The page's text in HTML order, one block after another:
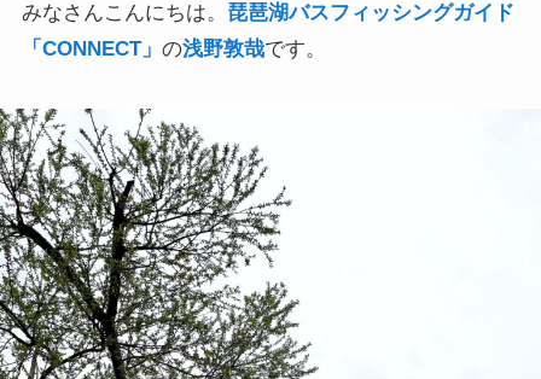
みなさんこんにちは。 琵琶湖バスフィッシングガイド
「CONNECT」 の浅野敦哉です。